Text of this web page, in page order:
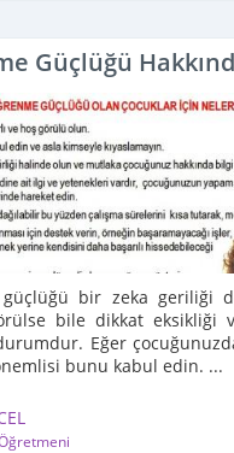
Güçlüğü
güçlüğü bir zeka geriliği
bile dikkat eksikliği
Eğer
bunu kabul edin. ...